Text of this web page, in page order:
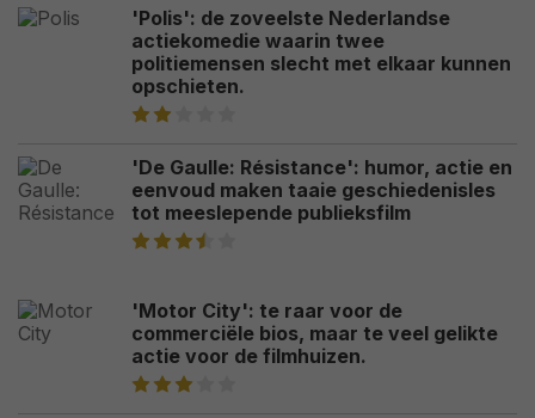
'Polis': de zoveelste Nederlandse
actiekomedie waarin twee
politiemensen slecht met elkaar kunnen
opschieten.
'De Gaulle: Résistance': humor, actie en
eenvoud maken taaie geschiedenisles
tot meeslepende publieksfilm
'Motor City': te raar voor de
commerciële bios, maar te veel gelikte
actie voor de filmhuizen.